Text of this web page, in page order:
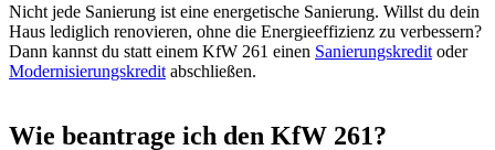
Nicht jede Sanierung ist eine energetische Sanierung. Willst du dein
Haus lediglich renovieren, ohne die Energieeffizienz zu verbessern?
Dann kannst du statt einem KfW 261 einen Sanierungskredit oder
Modernisierungskredit abschließen.
Wie beantrage ich den KfW 261?